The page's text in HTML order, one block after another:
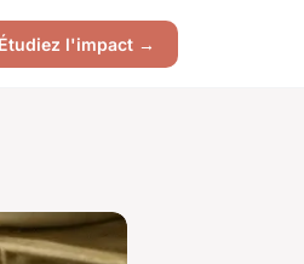
Étudiez l'impact →